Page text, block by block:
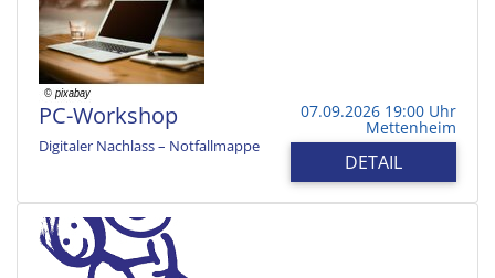
PC-Workshop
Digitaler Nachlass – Notfallmappe
07.09.2026 19:00 Uhr
Mettenheim
DETAIL